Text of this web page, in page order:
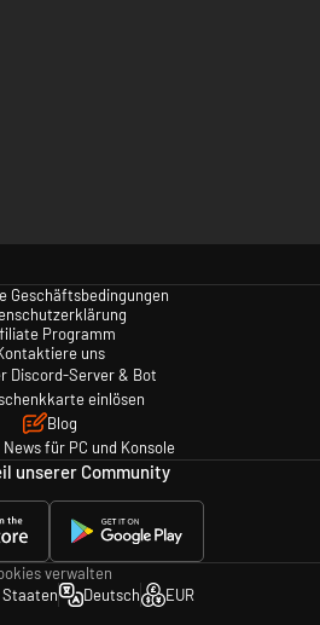
Geschäftsbedingungen
Programm
uns
Discord-Server & Bot
einlösen
Blog
News für PC und Konsole
unserer Community
verwalten
Deutsch EUR